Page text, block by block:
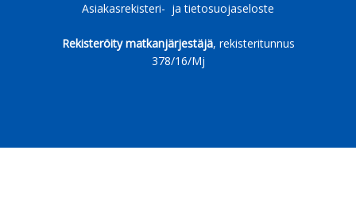
Asiakasrekisteri- ja tietosuojaseloste
Rekisteröity matkanjärjestäjä, rekisteritunnus
378/16/Mj